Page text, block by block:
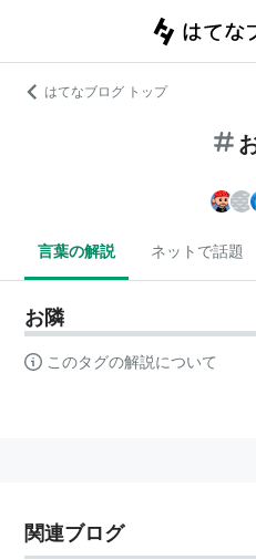
はてなブログ トップ
言葉の解説 ネットで話題
お隣
このタグの解説について
関連ブログ